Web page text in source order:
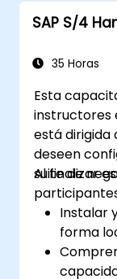
SAP S/4
35 Horas
Esta
instructores
está dirigida
deseen
suite de
Al finalizar
Instalar
forma